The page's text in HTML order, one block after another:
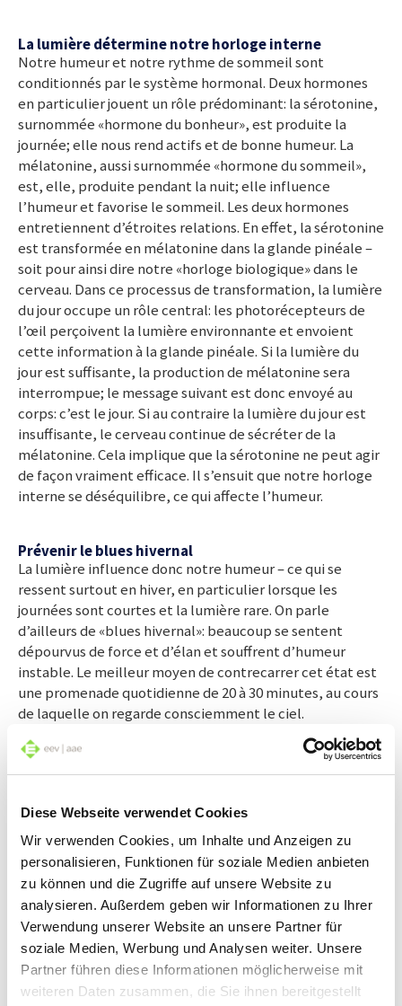
Diese Webseite verwendet Cookies
Wir verwenden Cookies, um Inhalte und Anzeigen zu
personalisieren, Funktionen für soziale Medien anbieten
zu können und die Zugriffe auf unsere Website zu
analysieren. Außerdem geben wir Informationen zu Ihrer
Verwendung unserer Website an unsere Partner für
soziale Medien, Werbung und Analysen weiter. Unsere
Partner führen diese Informationen möglicherweise mit
weiteren Daten zusammen, die Sie ihnen bereitgestellt
La lumière détermine notre horloge interne
Notre humeur et notre rythme de sommeil sont
conditionnés par le système hormonal. Deux hormones
en particulier jouent un rôle prédominant: la sérotonine,
surnommée «hormone du bonheur», est produite la
journée; elle nous rend actifs et de bonne humeur. La
mélatonine, aussi surnommée «hormone du sommeil»,
est, elle, produite pendant la nuit; elle influence
l’humeur et favorise le sommeil. Les deux hormones
entretiennent d’étroites relations. En effet, la sérotonine
est transformée en mélatonine dans la glande pinéale –
soit pour ainsi dire notre «horloge biologique» dans le
cerveau. Dans ce processus de transformation, la lumière
du jour occupe un rôle central: les photorécepteurs de
l’œil perçoivent la lumière environnante et envoient
cette information à la glande pinéale. Si la lumière du
jour est suffisante, la production de mélatonine sera
interrompue; le message suivant est donc envoyé au
corps: c’est le jour. Si au contraire la lumière du jour est
insuffisante, le cerveau continue de sécréter de la
mélatonine. Cela implique que la sérotonine ne peut agir
de façon vraiment efficace. Il s’ensuit que notre horloge
interne se déséquilibre, ce qui affecte l’humeur.
Prévenir le blues hivernal
La lumière influence donc notre humeur – ce qui se
ressent surtout en hiver, en particulier lorsque les
journées sont courtes et la lumière rare. On parle
d’ailleurs de «blues hivernal»: beaucoup se sentent
dépourvus de force et d’élan et souffrent d’humeur
instable. Le meilleur moyen de contrecarrer cet état est
une promenade quotidienne de 20 à 30 minutes, au cours
de laquelle on regarde consciemment le ciel.
contient une part élevée de bleu, ce qui stimule le corps
qui a un effet calmant. Il est possible de profiter de ce
phénomène lors de l’aménagement d’un appartement,
notamment concernant le choix du bon éclairage. De
telles constatations ont d’ailleurs été synthétisées par
une science multidisciplinaire impliquant nombre de
chercheurs, lesquels étudient les matériaux, les
couleurs, la technique d’éclairage et leurs effets
biologiques sur l‘être humain. Une multitude